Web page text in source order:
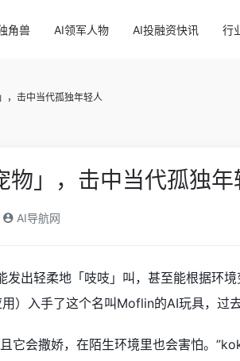
角兽 AI领军人物 AI投融资快讯 行
，击中当代孤独年轻人
物」，击中当代孤独年
AI导航网
发出轻柔地「吱吱」叫，甚至能根据环
）入手了这个名叫Moflin的AI玩具，过
它会撒娇，在陌生环境里也会害怕。